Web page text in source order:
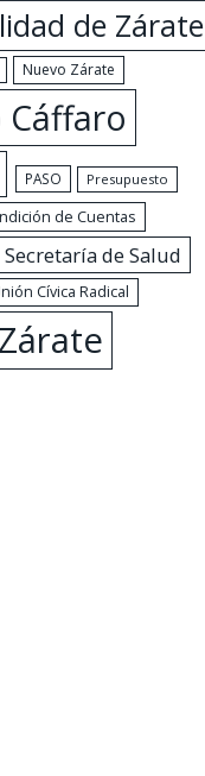
de Zárate
Nuevo Zárate
Cáffaro
PASO Presupuesto
de Cuentas
Secretaría de Salud
Cívica Radical
Zárate